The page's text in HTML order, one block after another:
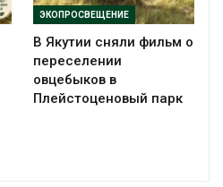
ЭКОПРОСВЕЩЕНИЕ
В Якутии сняли фильм о
переселении
овцебыков в
Плейстоценовый парк